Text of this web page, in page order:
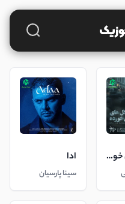
گلهای باران خورده ادا
سینا پارسیان